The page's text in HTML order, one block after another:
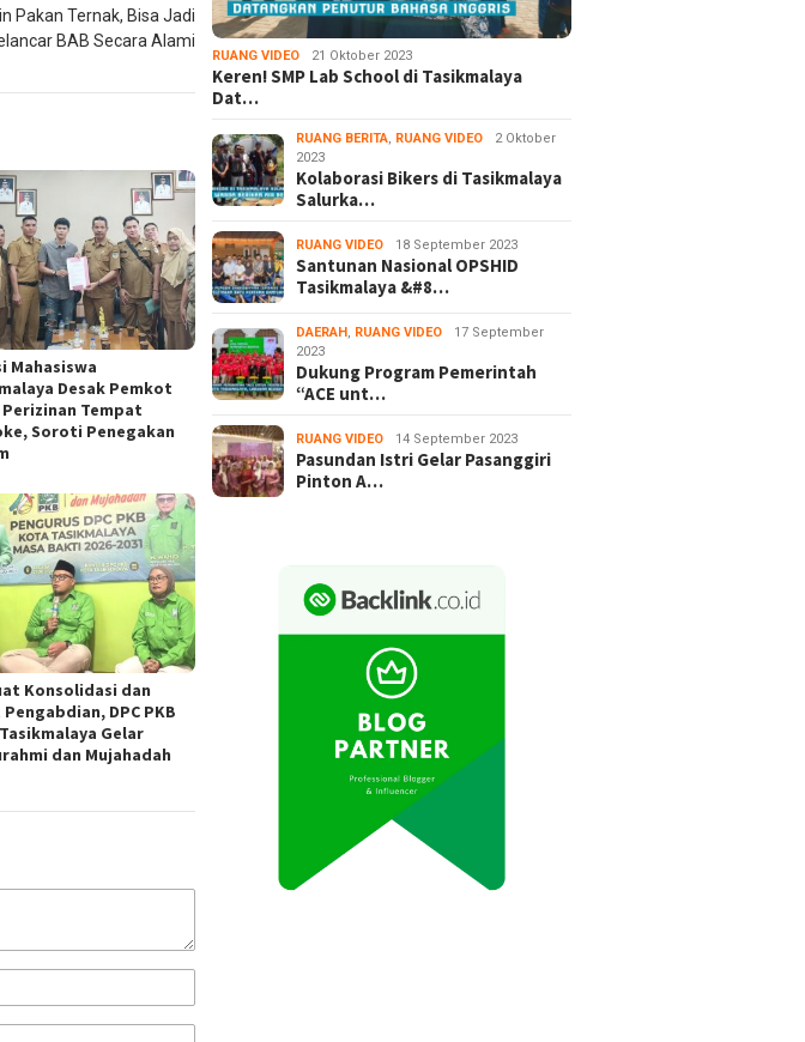
Pakan Ternak, Bisa Jadi
BAB Secara Alami
Mahasiswa
Desak Pemkot
Tempat
Soroti Penegakan
Konsolidasi dan
DPC PKB
Gelar
dan Mujahadah
RUANG VIDEO 21 Oktober 2023
Keren! SMP Lab School di Tasikmalaya
Dat…
RUANG BERITA, RUANG VIDEO
2 Oktober
2023
Kolaborasi Bikers di Tasikmalaya
Salurka…
RUANG VIDEO 18 September 2023
Santunan Nasional OPSHID
Tasikmalaya &#8…
DAERAH , RUANG VIDEO
17 September
2023
Dukung Program Pemerintah
“ACE unt…
RUANG VIDEO 14 September 2023
Pasundan Istri Gelar Pasanggiri
Pinton A…